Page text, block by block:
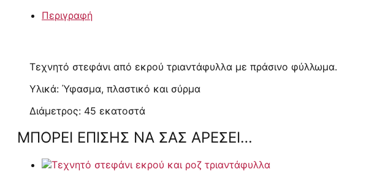
Περιγραφή
Τεχνητό στεφάνι από εκρού τριαντάφυλλα με πράσινο φύλλωμα.
Υλικά: Ύφασμα, πλαστικό και σύρμα
Διάμετρος: 45 εκατοστά
ΜΠΟΡΕΊ ΕΠΊΣΗΣ ΝΑ ΣΑΣ ΑΡΈΣΕΙ…